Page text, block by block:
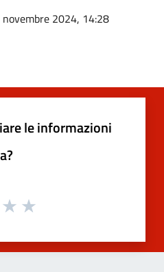
novembre 2024, 14:28
le informazioni